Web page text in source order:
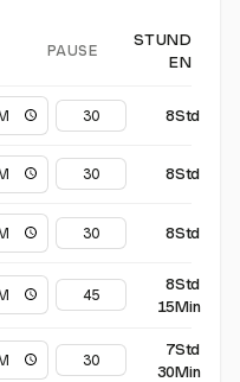
PAUSE
STUND
EN
8Std
8Std
8Std
8Std
15Min
7Std
30Min